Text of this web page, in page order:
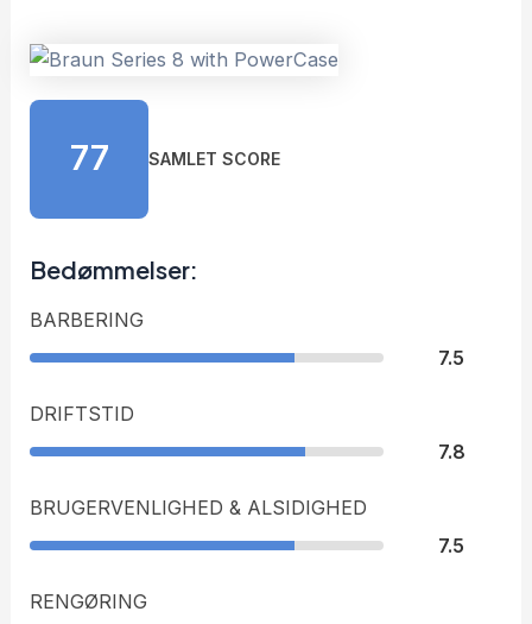
77 SAMLET SCORE
Bedømmelser:
BARBERING
7.5
DRIFTSTID
7.8
BRUGERVENLIGHED & ALSIDIGHED
7.5
RENGØRING